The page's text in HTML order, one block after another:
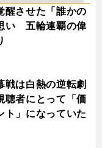
醒させた「誰かの
い 五輪連覇の偉
戦は白熱の逆転劇
聴者にとって「価
ト」になっていた